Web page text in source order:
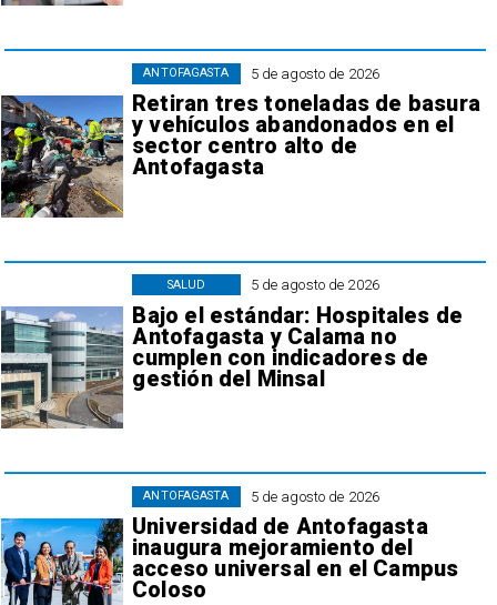
5 de agosto de 2026
Retiran tres toneladas de basura
y vehículos abandonados en el
sector centro alto de
Antofagasta
ANTOFAGASTA
5 de agosto de 2026
Bajo el estándar: Hospitales de
Antofagasta y Calama no
cumplen con indicadores de
gestión del Minsal
SALUD
5 de agosto de 2026
Universidad de Antofagasta
inaugura mejoramiento del
acceso universal en el Campus
Coloso
ANTOFAGASTA